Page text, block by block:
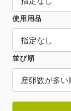
使用用品
並び順